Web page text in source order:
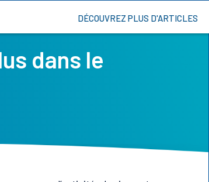
DÉCOUVREZ PLUS D'ARTICLES
dans le